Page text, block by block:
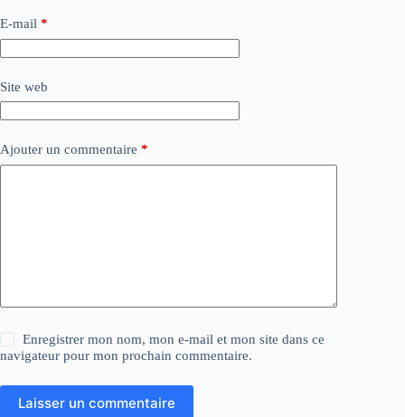
E-mail *
Site web
Ajouter un commentaire *
Enregistrer mon nom, mon e-mail et mon site dans ce
navigateur pour mon prochain commentaire.
Laisser un commentaire